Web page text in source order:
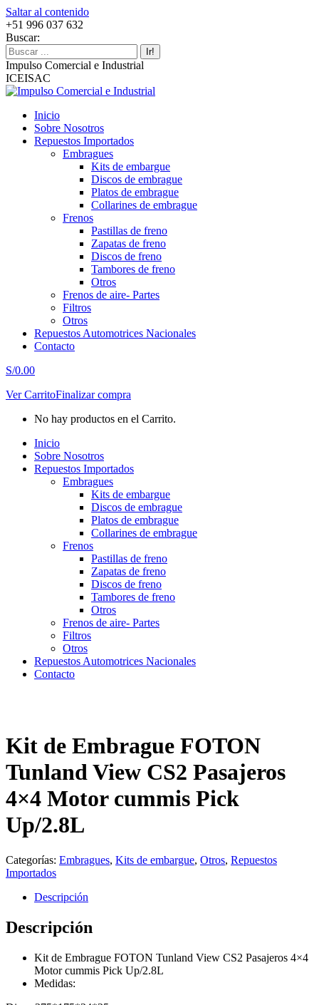
Saltar al contenido
+51 996 037 632
Buscar:
Impulso Comercial e Industrial
ICEISAC
Inicio
Sobre Nosotros
Repuestos Importados
Embragues
Kits de embargue
Discos de embrague
Platos de embrague
Collarines de embrague
Frenos
Pastillas de freno
Zapatas de freno
Discos de freno
Tambores de freno
Otros
Frenos de aire- Partes
Filtros
Otros
Repuestos Automotrices Nacionales
Contacto
S/0.00
Ver CarritoFinalizar compra
No hay productos en el Carrito.
Inicio
Sobre Nosotros
Repuestos Importados
Embragues
Kits de embargue
Discos de embrague
Platos de embrague
Collarines de embrague
Frenos
Pastillas de freno
Zapatas de freno
Discos de freno
Tambores de freno
Otros
Frenos de aire- Partes
Filtros
Otros
Repuestos Automotrices Nacionales
Contacto
Kit de Embrague FOTON
Tunland View CS2 Pasajeros
4×4 Motor cummis Pick
Up/2.8L
Categorías: Embragues, Kits de embargue, Otros, Repuestos
Importados
Descripción
Descripción
Kit de Embrague FOTON Tunland View CS2 Pasajeros 4×4
Motor cummis Pick Up/2.8L
Medidas: